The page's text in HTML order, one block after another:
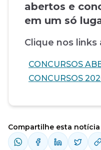
abertos e
em um só
Clique nos links
CONCURSOS
CONCURSOS
Compartilhe esta notícia